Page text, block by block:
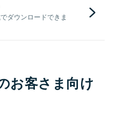
ダウンロードできま
お客さま向け